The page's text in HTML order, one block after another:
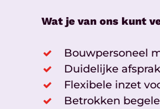
Wat je van ons kunt
Bouwpersoneel
Duidelijke
Flexibele inzet
Betrokken